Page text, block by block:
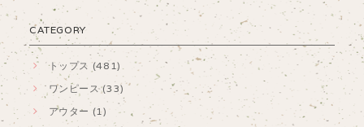
CATEGORY
トップス (481)
ワンピース (33)
アウター (1)